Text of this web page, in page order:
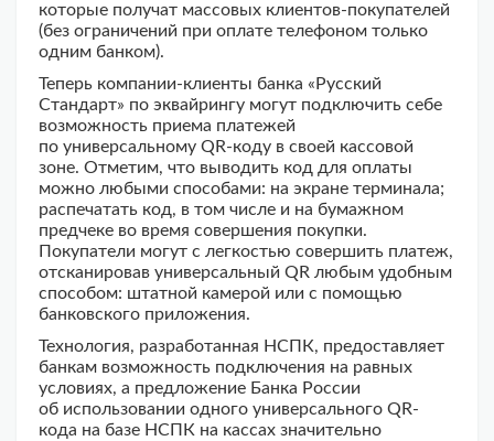
которые получат массовых клиентов-покупателей
(без ограничений при оплате телефоном только
одним банком).
Теперь компании-клиенты банка «Русский
Стандарт» по эквайрингу могут подключить себе
возможность приема платежей
по универсальному QR-коду в своей кассовой
зоне. Отметим, что выводить код для оплаты
можно любыми способами: на экране терминала;
распечатать код, в том числе и на бумажном
предчеке во время совершения покупки.
Покупатели могут с легкостью совершить платеж,
отсканировав универсальный QR любым удобным
способом: штатной камерой или с помощью
банковского приложения.
Технология, разработанная НСПК, предоставляет
банкам возможность подключения на равных
условиях, а предложение Банка России
об использовании одного универсального QR-
кода на базе НСПК на кассах значительно